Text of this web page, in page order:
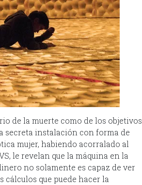
de la muerte como de los objetivos
secreta instalación con forma de
mujer, habiendo acorralado al
le revelan que la máquina en la
no solamente es capaz de ver
que puede hacer la